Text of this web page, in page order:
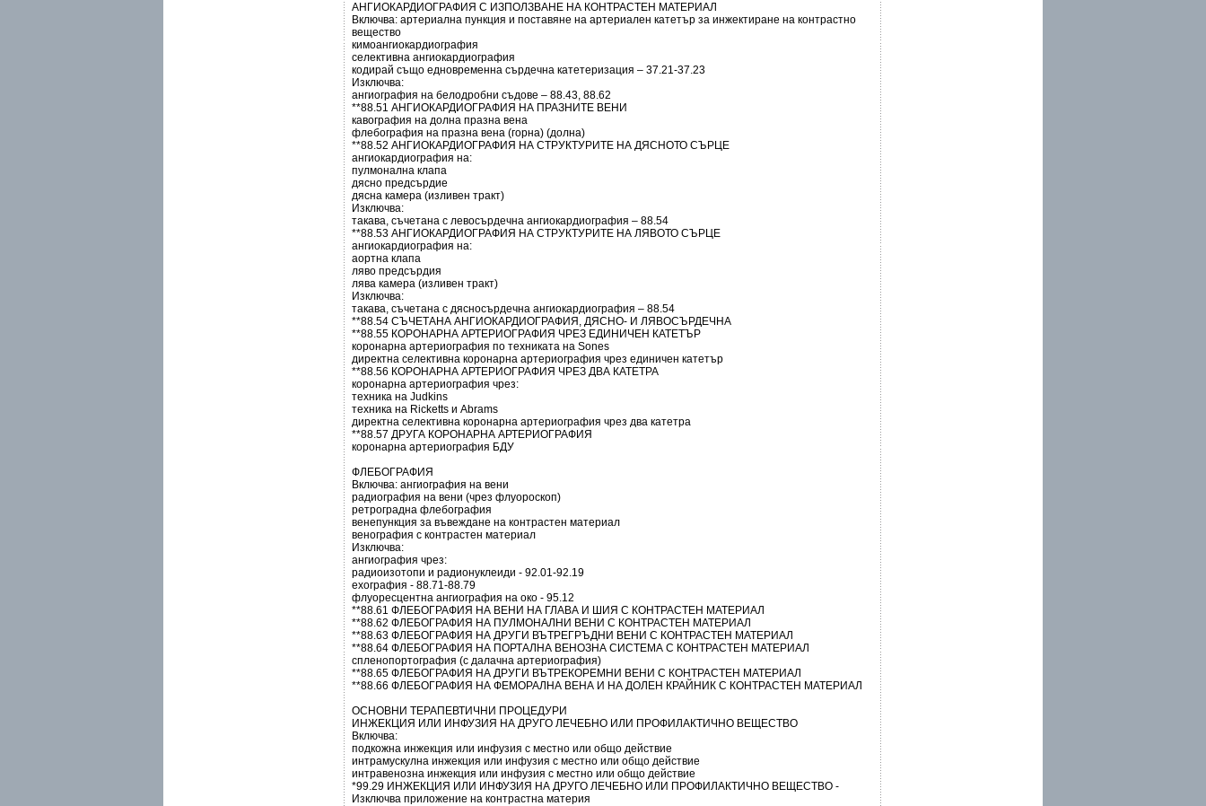
АНГИОКАРДИОГРАФИЯ С ИЗПОЛЗВАНЕ НА КОНТРАСТЕН МАТЕРИАЛ
Включва: артериална пункция и поставяне на артериален катетър за инжектиране на контрастно
вещество
кимоангиокардиография
селективна ангиокардиография
кодирай също едновременна сърдечна катетеризация – 37.21-37.23
Изключва:
ангиография на белодробни съдове – 88.43, 88.62
**88.51 АНГИОКАРДИОГРАФИЯ НА ПРАЗНИТЕ ВЕНИ
кавография на долна празна вена
флебография на празна вена (горна) (долна)
**88.52 АНГИОКАРДИОГРАФИЯ НА СТРУКТУРИТЕ НА ДЯСНОТО СЪРЦЕ
ангиокардиография на:
пулмонална клапа
дясно предсърдие
дясна камера (изливен тракт)
Изключва:
такава, съчетана с левосърдечна ангиокардиография – 88.54
**88.53 АНГИОКАРДИОГРАФИЯ НА СТРУКТУРИТЕ НА ЛЯВОТО СЪРЦЕ
ангиокардиография на:
аортна клапа
ляво предсърдия
лява камера (изливен тракт)
Изключва:
такава, съчетана с дясносърдечна ангиокардиография – 88.54
**88.54 СЪЧЕТАНА АНГИОКАРДИОГРАФИЯ, ДЯСНО- И ЛЯВОСЪРДЕЧНА
**88.55 КОРОНАРНА АРТЕРИОГРАФИЯ ЧРЕЗ ЕДИНИЧЕН КАТЕТЪР
коронарна артериография по техниката на Sones
директна селективна коронарна артериография чрез единичен катетър
**88.56 КОРОНАРНА АРТЕРИОГРАФИЯ ЧРЕЗ ДВА КАТЕТРА
коронарна артериография чрез:
техника на Judkins
техника на Ricketts и Abrams
директна селективна коронарна артериография чрез два катетра
**88.57 ДРУГА КОРОНАРНА АРТЕРИОГРАФИЯ
коронарна артериография БДУ
ФЛЕБОГРАФИЯ
Включва: ангиография на вени
радиография на вени (чрез флуороскоп)
ретроградна флебография
венепункция за въвеждане на контрастен материал
венография с контрастен материал
Изключва:
ангиография чрез:
радиоизотопи и радионуклеиди - 92.01-92.19
ехография - 88.71-88.79
флуоресцентна ангиография на око - 95.12
**88.61 ФЛЕБОГРАФИЯ НА ВЕНИ НА ГЛАВА И ШИЯ С КОНТРАСТЕН МАТЕРИАЛ
**88.62 ФЛЕБОГРАФИЯ НА ПУЛМОНАЛНИ ВЕНИ С КОНТРАСТЕН МАТЕРИАЛ
**88.63 ФЛЕБОГРАФИЯ НА ДРУГИ ВЪТРЕГРЪДНИ ВЕНИ С КОНТРАСТЕН МАТЕРИАЛ
**88.64 ФЛЕБОГРАФИЯ НА ПОРТАЛНА ВЕНОЗНА СИСТЕМА С КОНТРАСТЕН МАТЕРИАЛ
спленопортография (с далачна артериография)
**88.65 ФЛЕБОГРАФИЯ НА ДРУГИ ВЪТРЕКОРЕМНИ ВЕНИ С КОНТРАСТЕН МАТЕРИАЛ
**88.66 ФЛЕБОГРАФИЯ НА ФЕМОРАЛНА ВЕНА И НА ДОЛЕН КРАЙНИК С КОНТРАСТЕН МАТЕРИАЛ
ОСНОВНИ ТЕРАПЕВТИЧНИ ПРОЦЕДУРИ
ИНЖЕКЦИЯ ИЛИ ИНФУЗИЯ НА ДРУГО ЛЕЧЕБНО ИЛИ ПРОФИЛАКТИЧНО ВЕЩЕСТВО
Включва:
подкожна инжекция или инфузия с местно или общо действие
интрамускулна инжекция или инфузия с местно или общо действие
интравенозна инжекция или инфузия с местно или общо действие
*99.29 ИНЖЕКЦИЯ ИЛИ ИНФУЗИЯ НА ДРУГО ЛЕЧЕБНО ИЛИ ПРОФИЛАКТИЧНО ВЕЩЕСТВО -
Изключва приложение на контрастна материя